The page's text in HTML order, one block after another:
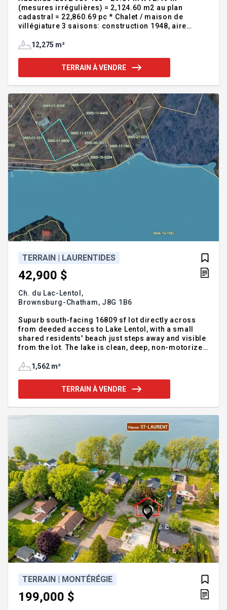
(mesures irrégulières) = 2,124.60 m2 au plan
cadastral = 22,860.69 pc * Chalet / maison de
villégiature 3 saisons: construction 1948, aire
103,500$ * Tx Municipales 2024: 925.58$ * Tx
puisqu'une section est en pente abrupte vers le lac
ainsi qu'un plateau Lot 2 989 408 * 87.66 m irr. X
97,200$ * Tx Municipales 2024: 626.94$ * Tx
Scolaires 2024: 21.11$ * Plus de
12,275 m²
TERRAIN À VENDRE
TERRAIN | LAURENTIDES
42,900 $
Ch. du Lac-Lentol,
Brownsburg-Chatham, J8G 1B6
Supurb south-facing 16809 sf lot directly across
from deeded access to Lake Lentol, with a small
shared residents' beach just steps away and visible
from the lot. The lake is clean, deep, non-motorized
the lot is smaller and sloped, a flat area sits near
and a few evergreens create a beautiful setting.
Quiet municipal cul-de-sac, hydro at the road, fibre
Acquired building rights; municipal verificatio
1,562 m²
TERRAIN À VENDRE
TERRAIN | MONTÉRÉGIE
199,000 $